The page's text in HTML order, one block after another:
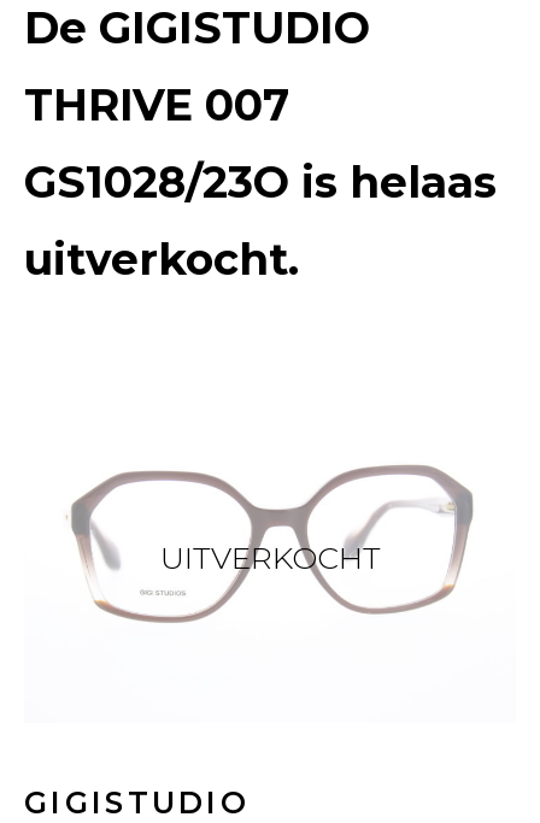
De GIGISTUDIO
THRIVE 007
GS1028/23O is helaas
uitverkocht.
UITVERKOCHT
GIGISTUDIO